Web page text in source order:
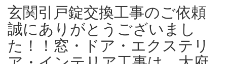
玄関引戸錠交換工事のご依頼
誠にありがとうございまし
た！！窓・ドア・エクステリ